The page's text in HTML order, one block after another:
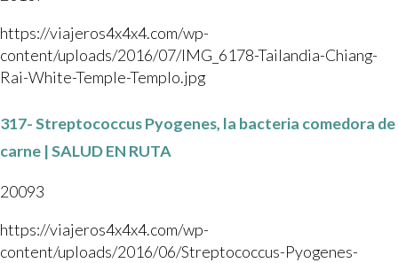
https://viajeros4x4x4.com/wp-
content/uploads/2016/07/IMG_6178-Tailandia-Chiang-
Rai-White-Temple-Templo.jpg
317- Streptococcus Pyogenes, la bacteria comedora de
carne | SALUD EN RUTA
20093
https://viajeros4x4x4.com/wp-
content/uploads/2016/06/Streptococcus-Pyogenes-